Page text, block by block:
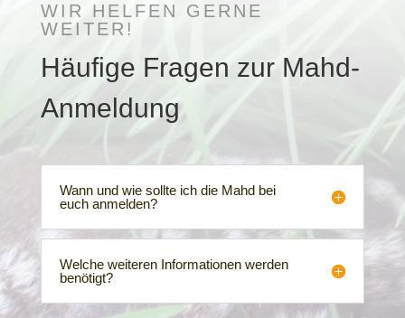
WIR HELFEN GERNE
WEITER!
Häufige Fragen zur Mahd-
Anmeldung
Wann und wie sollte ich die Mahd bei
euch anmelden?
Welche weiteren Informationen werden
benötigt?